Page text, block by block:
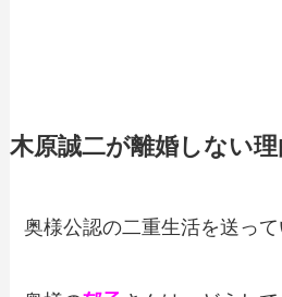
木原誠二が離婚しない理
奥様公認の二重生活を送っ